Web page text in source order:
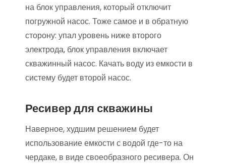
на блок управления, который отключит
погружной насос. Тоже самое и в обратную
сторону: упал уровень ниже второго
электрода, блок управления включает
скважинный насос. Качать воду из емкости в
систему будет второй насос.
Ресивер для скважины
Наверное, худшим решением будет
использование емкости с водой где-то на
чердаке, в виде своеобразного ресивера. Он